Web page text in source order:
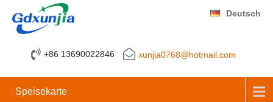
+86 13690022846 xunjia0768@hotmail.com
Deutsch
Speisekarte